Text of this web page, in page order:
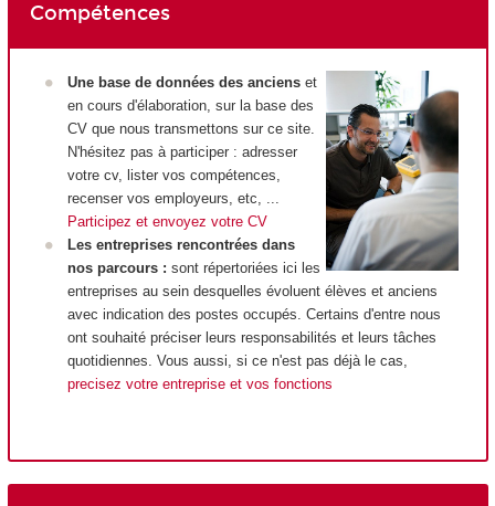
Compétences
Une base de données des anciens et
en cours d'élaboration, sur la base des
CV que nous transmettons sur ce site.
N'hésitez pas à participer : adresser
votre cv, lister vos compétences,
recenser vos employeurs, etc, ...
Participez et envoyez votre CV
Les entreprises rencontrées dans
nos parcours : sont répertoriées ici les
entreprises au sein desquelles évoluent élèves et anciens
avec indication des postes occupés. Certains d'entre nous
ont souhaité préciser leurs responsabilités et leurs tâches
quotidiennes. Vous aussi, si ce n'est pas déjà le cas,
precisez votre entreprise et vos fonctions